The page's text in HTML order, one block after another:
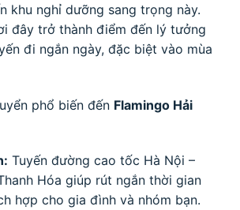
khu nghỉ dưỡng sang trọng này.
đây trở thành điểm đến lý tưởng
đi ngắn ngày, đặc biệt vào mùa
phổ biến đến Flamingo Hải
Tuyến đường cao tốc Hà Nội –
Hóa giúp rút ngắn thời gian
hợp cho gia đình và nhóm bạn.